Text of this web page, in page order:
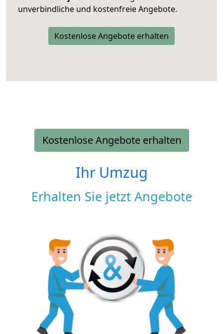
unverbindliche und kostenfreie Angebote.
Kostenlose Angebote erhalten
Kostenlose Angebote erhalten
Ihr Umzug
Erhalten Sie jetzt Angebote